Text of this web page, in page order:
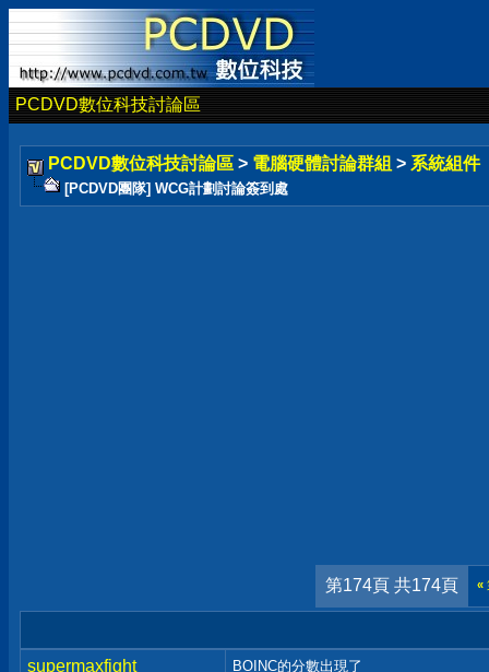
PCDVD數位科技討論區
PCDVD數位科技討論區 > 電腦硬體討論群組 > 系統組件
[PCDVD團隊] WCG計劃討論簽到處
第174頁 共174頁 «
supermaxfight
BOINC的分數出現了